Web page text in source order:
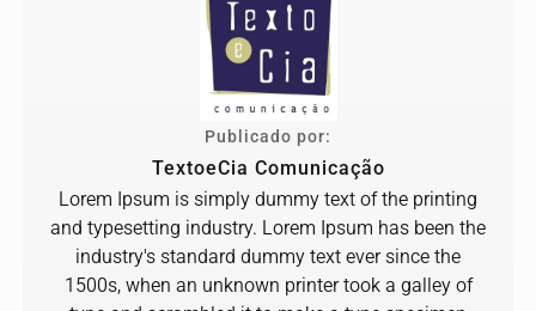
Publicado por:
TextoeCia Comunicação
Lorem Ipsum is simply dummy text of the printing
and typesetting industry. Lorem Ipsum has been the
industry's standard dummy text ever since the
1500s, when an unknown printer took a galley of